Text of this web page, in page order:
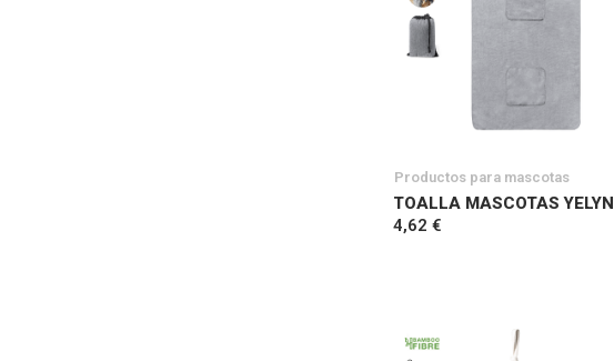
Productos para mascotas
TOALLA MASCOTAS YELYN
4,62 €